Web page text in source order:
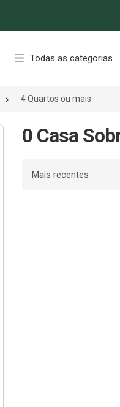
Todas as categorias
4 Quartos ou mais
0 Casa
Ordenar por